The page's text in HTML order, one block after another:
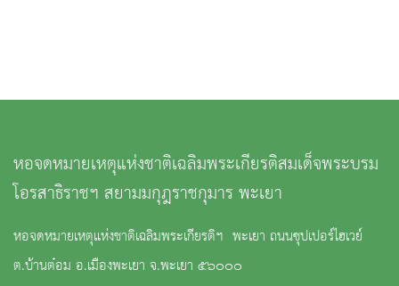
หอจดหมายเหตุแห่งชาติเฉลิมพระเกียรติสมเด็จพระบรม
โอรสาธิราชฯ สยามมกุฎราชกุมาร พะเยา
หอจดหมายเหตุแห่งชาติเฉลิมพระเกียรติฯ พะเยา ถนนซุปเปอร์ไฮเวย์
ต.บ้านต๋อม อ.เมืองพะเยา จ.พะเยา ๕๖๐๐๐